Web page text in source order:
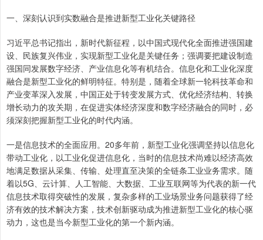
一、深刻认识到实数融合是推进新型工业化关键路径
习近平总书记指出，新时代新征程，以中国式现代化全面推进强国建
设、民族复兴伟业，实现新型工业化是关键任务；强调要把建设制造
强国同发展数字经济、产业信息化等有机结合。信息化和工业化深度
融合是新型工业化的鲜明特征。特别是，随着全球新一轮科技革命和
产业变革深入发展，中国正处于转变发展方式、优化经济结构、转换
增长动力的攻关期，在促进实体经济深度和数字经济融合的同时，必
须深刻把握新型工业化的时代内涵。
一是信息技术的全面应用。20多年前，新型工业化强调坚持以信息化
带动工业化，以工业化促进信息化，当时的信息技术尚难以经济高效
地满足数据从采集、传输、处理直至决策的全链条工业业务需求。随
着以5G、云计算、人工智能、大数据、工业互联网等为代表的新一代
信息技术取得突破性的发展，复杂多样的工业场景业务问题获得了经
济有效的技术解决方案，技术创新驱动成为推进新型工业化的核心驱
动力，这也是当今新型工业化的第一个新内涵。